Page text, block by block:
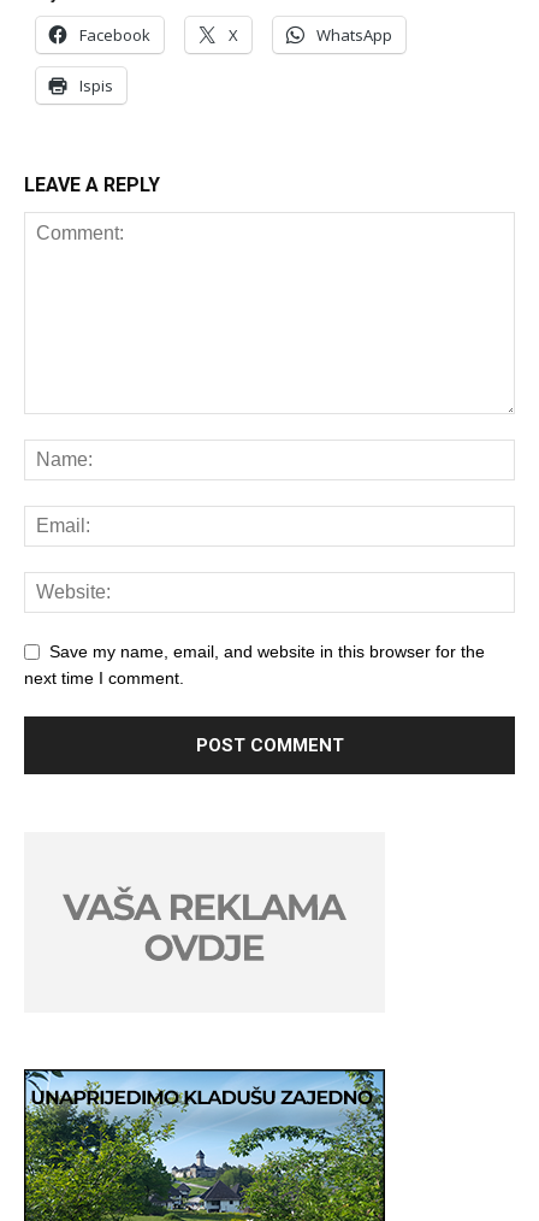
Facebook X WhatsApp
Ispis
LEAVE A REPLY
Save my name, email, and website in this browser for the
next time I comment.